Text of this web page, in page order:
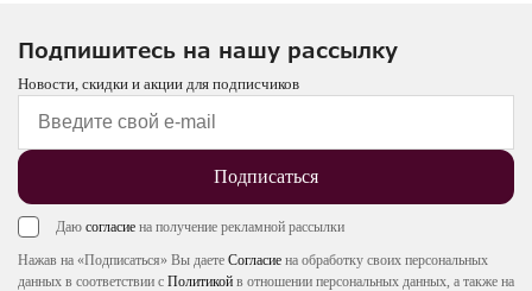
Подпишитесь на нашу рассылку
Новости, скидки и акции для подписчиков
Подписаться
Даю согласие на получение рекламной рассылки
Нажав на «Подписаться» Вы даете Согласие на обработку своих персональных
данных в соответствии с Политикой в отношении персональных данных, а также на